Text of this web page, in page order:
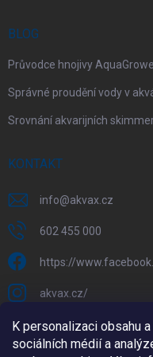
K personalizaci obsahu
sociálních médií a
BLOG
Průvodce hnojivy
Správné proudění vody v
Srovnání akvarijních
KONTAKT
info@akvax.cz
602 455 000
https://
akvax.cz/
602 455 000